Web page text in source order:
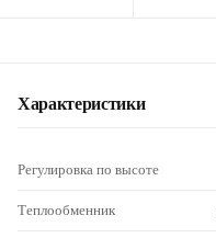
Характеристики
Регулировка по высоте
Теплообменник